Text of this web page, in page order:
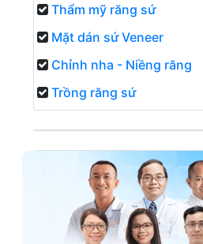
Thẩm mỹ răng sứ
Mặt dán sứ Veneer
Chỉnh nha - Niềng răng
Trồng răng sứ